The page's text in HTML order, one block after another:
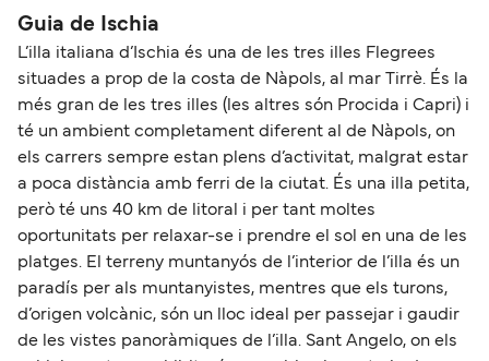
Guia de Ischia
L’illa italiana d’Ischia és una de les tres illes Flegrees
situades a prop de la costa de Nàpols, al mar Tirrè. És la
més gran de les tres illes (les altres són Procida i Capri) i
té un ambient completament diferent al de Nàpols, on
els carrers sempre estan plens d’activitat, malgrat estar
a poca distància amb ferri de la ciutat. És una illa petita,
però té uns 40 km de litoral i per tant moltes
oportunitats per relaxar-se i prendre el sol en una de les
platges. El terreny muntanyós de l’interior de l’illa és un
paradís per als muntanyistes, mentres que els turons,
d’origen volcànic, són un lloc ideal per passejar i gaudir
de les vistes panoràmiques de l’illa. Sant Angelo, on els